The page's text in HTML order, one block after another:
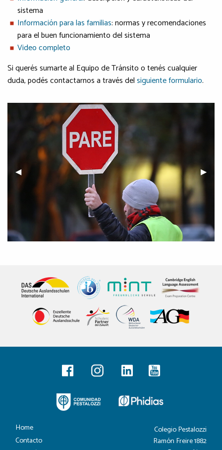
sistema
Información para las familias: normas y recomendaciones
para el buen funcionamiento del sistema
Video completo
Si querés sumarte al Equipo de Tránsito o tenés cualquier
duda, podés contactarnos a través delsiguiente formulario.
Previous Slide
◀︎ Next
▶︎
Home
Contacto
Colegio Pestalozzi
Ramón Freire 1882